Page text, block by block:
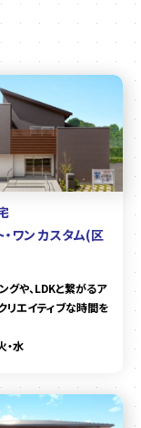
・ワン カスタム(区
グや、LDKと繋がるア
リエイティブな時間を
・水